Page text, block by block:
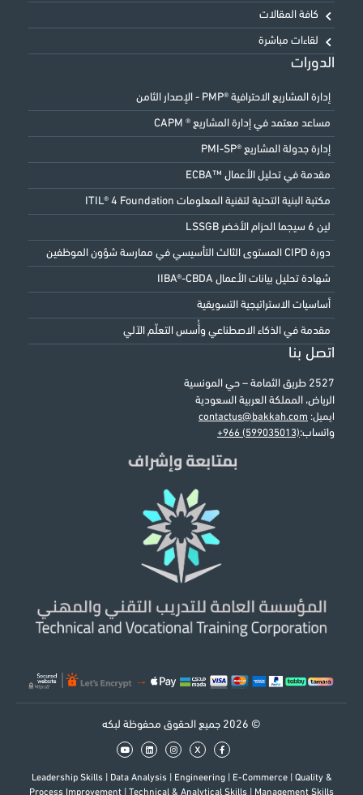
كافة المقالات
لقاءات مباشرة
الدورات
إدارة المشاريع الاحترافية ®PMP - الإصدار الثامن
مساعد معتمد في إدارة المشاريع ® CAPM
إدارة جدولة المشاريع ®PMI-SP
مقدمة في تحليل الأعمال ™ECBA
مكتبة البنية التحتية لتقنية المعلومات ITIL® 4 Foundation
لين 6 سيجما الحزام الأخضر LSSGB
دورة CIPD المستوى الثالث التأسيسي في ممارسة شؤون الموظفين
شهادة تحليل بيانات الأعمال IIBA®-CBDA
أساسيات الاستراتيجية التسويقية
مقدمة في الذكاء الاصطناعي وأُسس التعلّم الآلي
اتصل بنا
2527 طريق الثمامة – حي المونسية
الرياض، المملكة العربية السعودية
ايميل: contactus@bakkah.com
واتساب:+966 (599035013)
© 2026 جميع الحقوق محفوظة لبكه
x
Leadership Skills Data Analysis Engineering E-Commerce
Quality &
Process Improvement
Technical & Analytical Skills Management Skills